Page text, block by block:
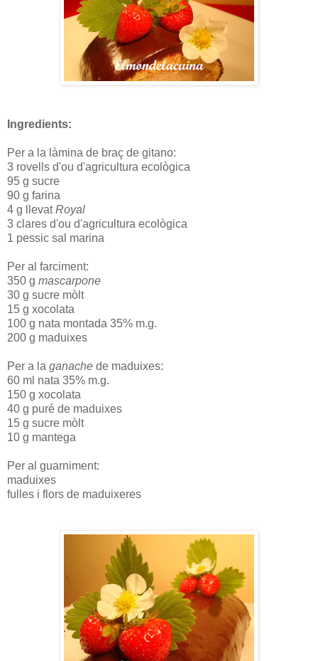
Ingredients:
Per a la làmina de braç de gitano:
3 rovells d'ou d'agricultura ecològica
95 g sucre
90 g farina
4 g llevatRoyal
3 clares d'ou d'agricultura ecològica
1 pessic sal marina
Per al farciment:
350 g mascarpone
30 g sucre mòlt
15 g xocolata
100 g nata montada 35% m.g.
200 g maduixes
Per a la ganache de maduixes:
60 ml nata 35% m.g.
150 g xocolata
40 g puré de maduixes
15 g sucre mòlt
10 g mantega
Per al guarniment:
maduixes
fulles i flors de maduixeres